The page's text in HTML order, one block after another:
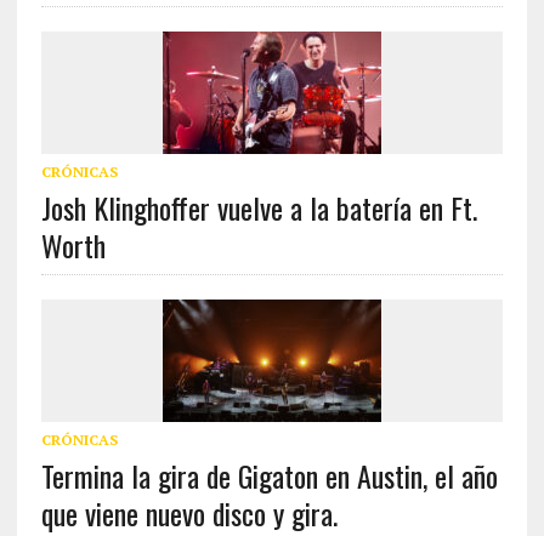
CRÓNICAS
Josh Klinghoffer vuelve a la batería en Ft.
Worth
CRÓNICAS
Termina la gira de Gigaton en Austin, el año
que viene nuevo disco y gira.